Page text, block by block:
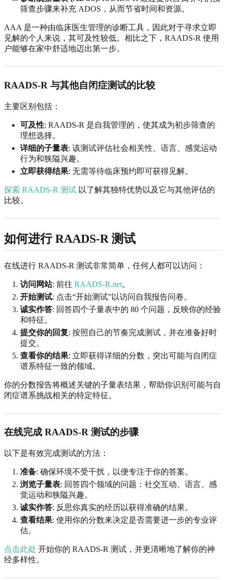
筛查步骤来补充 ADOS，从而节省时间和资源。
AAA 是一种由临床医生管理的诊断工具，因此对于寻求立即
见解的个人来说，其可及性较低。相比之下，RAADS-R 使用
户能够在家中舒适地迈出第一步。
RAADS-R 与其他自闭症测试的比较
主要区别包括：
可及性: RAADS-R 是自我管理的，使其成为初步筛查的
理想选择。
详细的子量表: 该测试评估社会相关性、语言、感觉运动
行为和狭隘兴趣。
立即获得结果: 无需等待临床预约即可获得见解。
探索 RAADS-R 测试 以了解其独特优势以及它与其他评估的
比较。
如何进行 RAADS-R 测试
在线进行 RAADS-R 测试非常简单，任何人都可以访问：
访问网站: 前往 RAADS-R.net。
开始测试: 点击“开始测试”以访问自我报告问卷。
诚实作答: 回答四个子量表中的 80 个问题，反映你的经验
和特征。
提交你的回复: 按照自己的节奏完成测试，并在准备好时
提交。
查看你的结果: 立即获得详细的分数，突出可能与自闭症
谱系特征一致的领域。
你的分数报告将概述关键的子量表结果，帮助你识别可能与自
闭症谱系挑战相关的特定特征。
在线完成 RAADS-R 测试的步骤
以下是有效完成测试的方法：
准备: 确保环境不受干扰，以便专注于你的答案。
浏览子量表: 回答四个领域的问题：社交互动、语言、感
觉运动和狭隘兴趣。
诚实作答: 反思你真实的经历以获得准确的结果。
查看结果: 使用你的分数来决定是否需要进一步的专业评
估。
点击此处 开始你的 RAADS-R 测试，并更清晰地了解你的神
经多样性。